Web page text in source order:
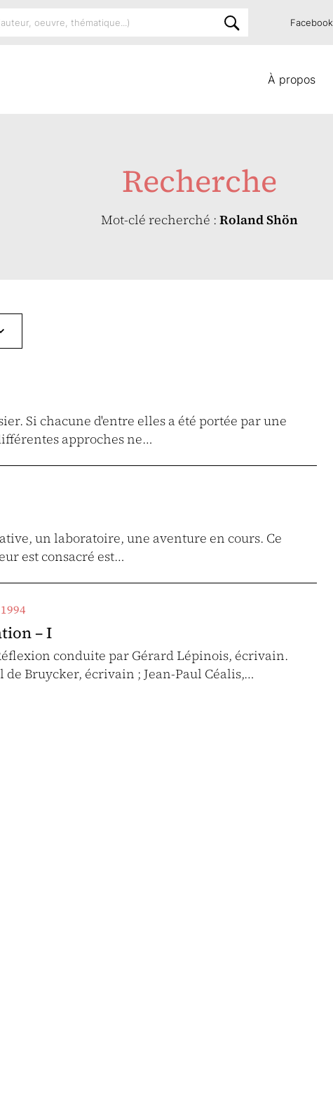
À propos
Facebook
Recherche
Mot-clé recherché : Roland Shön
Si chacune d'entre elles a été portée par une
approches ne…
un laboratoire, une aventure en cours. Ce
est consacré est…
– I
conduite par Gérard Lépinois, écrivain.
Bruycker, écrivain ; Jean-Paul Céalis,…